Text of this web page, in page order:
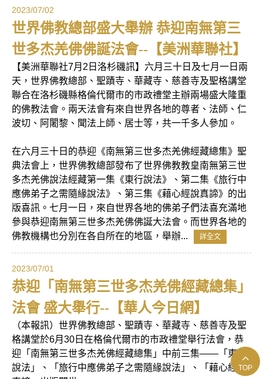
2023/07/02
世界佛教總部盛大舉辦 恭迎南無第三
世多杰羌佛佛誕法會--【美洲華聯社】
【美洲華聯社7月2日洛杉磯訊】六月三十日及七月一日兩
天，世界佛教總部、聖蹟寺、華藏寺、慈善寺及聖格講堂
聯合在洛杉磯縣格倫代爾市的市政禮堂主辦兩場盛大隆重
的佛教法會。兩天法會有來自世界各地的尊者、法師、仁
波切、阿闍黎、聞法上師、居士等，共一千多人參加。
在六月三十日的恭迎《南無第三世多杰羌佛經藏總集》聖
典法會上，世界佛教總部發布了世界佛教教皇南無第三世
多杰羌佛說法經藏第一集《東行說法》、第二集《旅行中
應佛弟子之需隨緣說法》、第三集《藉心經說真諦》的出
版喜訊。七月一日，來自世界各地的佛弟子們法喜充滿地
參與恭迎南無第三世多杰羌佛佛誕大法會。而世界各地的
佛教機構也分別在各自所在的地區，舉辦...
詳全文
2023/07/01
恭迎「南無第三世多杰羌佛經藏總集」
法會 盛大舉行--【華人今日網】
（本報訊）世界佛教總部、聖蹟寺、華藏寺、慈善寺及聖
格講堂於6月30日在格倫代爾市的市政禮堂舉行法會，恭
迎「南無第三世多杰羌佛經藏總集」中前三集——「東行
說法」、「旅行中應佛弟子之需隨緣說法」、「藉心經說TOP